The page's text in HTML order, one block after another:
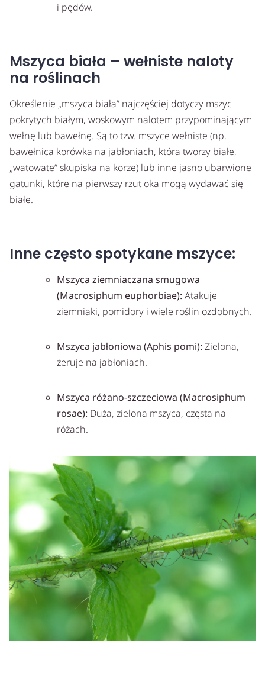
i pędów.
Mszyca biała – wełniste naloty
na roślinach
Określenie „mszyca biała” najczęściej dotyczy mszyc
pokrytych białym, woskowym nalotem przypominającym
wełnę lub bawełnę. Są to tzw. mszyce wełniste (np.
bawełnica korówka na jabłoniach, która tworzy białe,
„watowate” skupiska na korze) lub inne jasno ubarwione
gatunki, które na pierwszy rzut oka mogą wydawać się
białe.
Inne często spotykane mszyce:
Mszyca ziemniaczana smugowa
(Macrosiphum euphorbiae): Atakuje
ziemniaki, pomidory i wiele roślin ozdobnych.
Mszyca jabłoniowa (Aphis pomi): Zielona,
żeruje na jabłoniach.
Mszyca różano-szczeciowa (Macrosiphum
rosae): Duża, zielona mszyca, częsta na
różach.